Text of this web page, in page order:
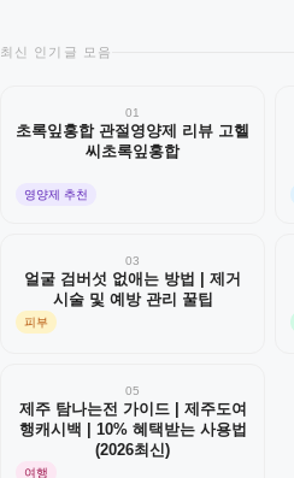
최신 인기글 모음
01
초록잎홍합 관절영양제 리뷰 고헬
씨초록잎홍합
영양제 추천
03
얼굴 검버섯 없애는 방법 | 제거
시술 및 예방 관리 꿀팁
피부
05
제주 탐나는전 가이드 | 제주도여
행캐시백 | 10% 혜택받는 사용법
(2026최신)
여행